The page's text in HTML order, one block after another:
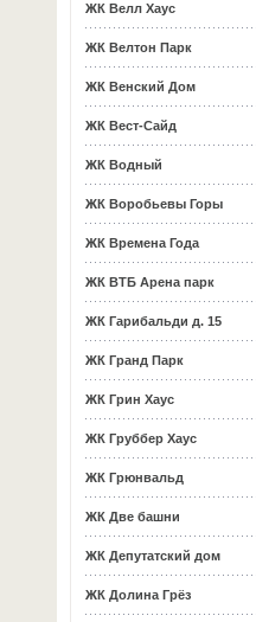
ЖК Велл Хаус
ЖК Велтон Парк
ЖК Венский Дом
ЖК Вест-Сайд
ЖК Водный
ЖК Воробьевы Горы
ЖК Времена Года
ЖК ВТБ Арена парк
ЖК Гарибальди д. 15
ЖК Гранд Парк
ЖК Грин Хаус
ЖК Груббер Хаус
ЖК Грюнвальд
ЖК Две башни
ЖК Депутатский дом
ЖК Долина Грёз